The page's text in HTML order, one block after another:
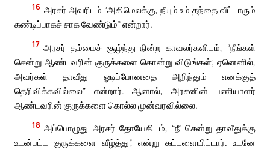
16 அரசர் அவரிடம் “அகிமெலக்கு, நீயும் உம் தந்தை வீட்டாரும்
கண்டிப்பாகச் சாக வேண்டும்” என்றார்.
17 அரசர் தம்மைச் சூழ்ந்து நின்ற காவலர்களிடம், “நீங்கள்
சென்று ஆண்டவரின் குருக்களை கொன்று விடுங்கள்; ஏனெனில்,
அவர்கள் தாவீது ஓடிப்போனதை அறிந்தும் எனக்குத்
தெரிவிக்கவில்லை” என்றார். ஆனால், அரசனின் பணியாளர்
ஆண்டவரின் குருக்களை கொல்ல முன்வரவில்லை.
18 அப்பொழுது அரசர் தோயேகிடம், “நீ சென்று தாவீதுக்கு
உடன்பட்ட குருக்களை வீழ்த்து”, என்று கட்டளையிட்டார். உடனே